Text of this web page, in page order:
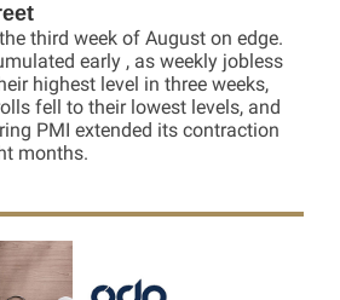
third week of August on edge.
early , as weekly jobless
highest level in three weeks,
fell to their lowest levels, and
PMI extended its contraction
months.